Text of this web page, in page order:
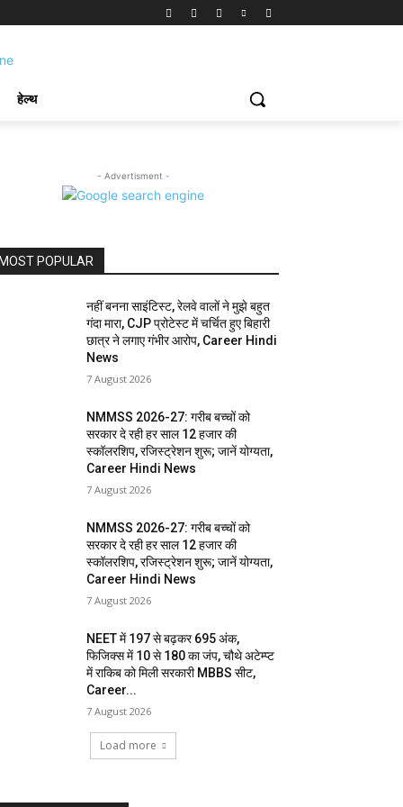
हेल्थ
- Advertisment -
MOST POPULAR
नहीं बनना साइंटिस्ट, रेलवे वालों ने मुझे बहुत
गंदा मारा, CJP प्रोटेस्ट में चर्चित हुए बिहारी
छात्र ने लगाए गंभीर आरोप, Career Hindi
News
7 August 2026
NMMSS 2026-27: गरीब बच्चों को
सरकार दे रही हर साल 12 हजार की
स्कॉलरशिप, रजिस्ट्रेशन शुरू; जानें योग्यता,
Career Hindi News
7 August 2026
NMMSS 2026-27: गरीब बच्चों को
सरकार दे रही हर साल 12 हजार की
स्कॉलरशिप, रजिस्ट्रेशन शुरू; जानें योग्यता,
Career Hindi News
7 August 2026
NEET में 197 से बढ़कर 695 अंक,
फिजिक्स में 10 से 180 का जंप, चौथे अटेम्प्ट
में राकिब को मिली सरकारी MBBS सीट,
Career...
7 August 2026
Load more